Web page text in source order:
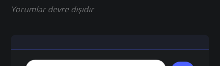
Yorumlar devre dışıdır